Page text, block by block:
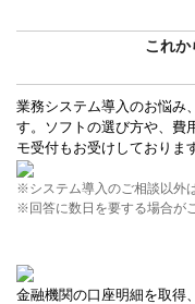
これ
業務システム導入のお悩み
す。ソフトの選び方や、費
モ受付もお受けしておりま
※システム導入のご相談以外
※回答に数日を要する場合が
金融機関の口座明細を取得